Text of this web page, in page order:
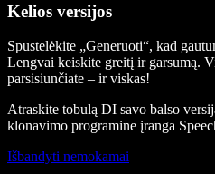
Kelios versijos
Spustelėkite „Generuoti“, kad
Lengvai keiskite greitį ir garsumą.
parsisiunčiate – ir viskas!
Atraskite tobulą DI savo balso
klonavimo programine įranga
Išbandyti nemokamai